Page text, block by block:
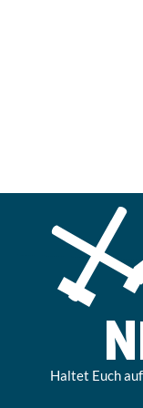
Haltet Euch